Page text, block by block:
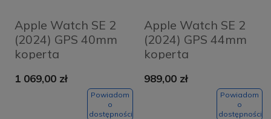
Apple Watch SE 2
(2024) GPS 40mm
koperta
Starlight + pasek
Starlight Sport
1 069,00 zł
Powiadom
o
dostępności
Apple Watch SE 2
(2024) GPS 44mm
koperta
Midnight + pasek
Midnight Sport
989,00 zł
Powiadom
o
dostępności